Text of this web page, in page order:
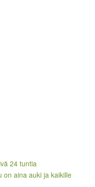
24 tuntia
on aina auki ja kaikille